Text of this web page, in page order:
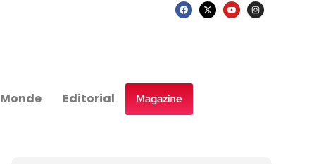
Monde Editorial Magazine